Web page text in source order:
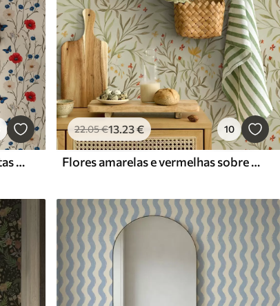
Papoilas, margaridas e borboletas sobre fundo branco
22.05€13.23€ 10
Flores amarelas e vermelhas sobre um fundo verde claro